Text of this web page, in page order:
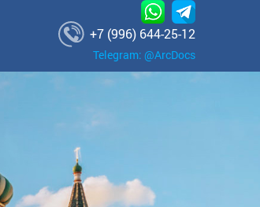
+7 (996) 644-25-12
Telegram: @ArcDocs